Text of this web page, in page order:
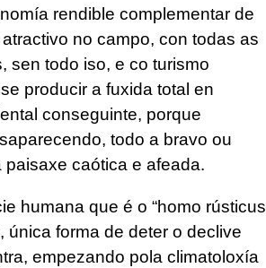
rendible complementar de
no campo, con todas as
sen todo iso, e co turismo
producir a fuxida total en
conseguinte, porque
todo a bravo ou
caótica e afeada.
humana que é o “homo rústicus
única forma de deter o declive
empezando pola climatoloxía